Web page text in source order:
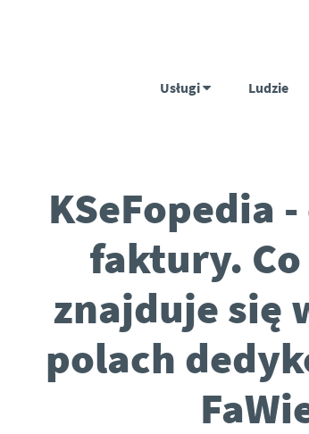
Usługi Ludzie
KSeFopedia
faktury.
znajduje się
polach